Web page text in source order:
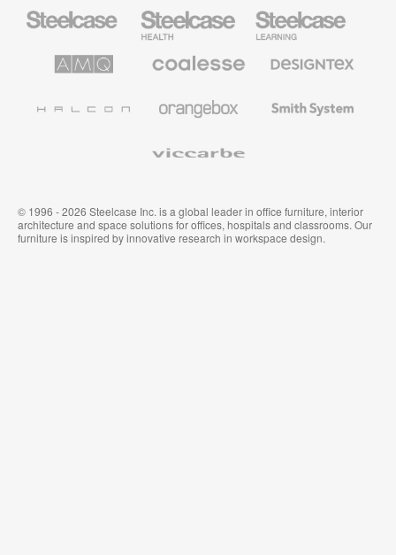
Steelcase
para
sanidad
Steelcase
para
educación
Steelcase
Solutions
premium
System
© 1996 - 2026 Steelcase Inc. is a global leader in office furniture, interior
architecture and space solutions for offices, hospitals and classrooms. Our
furniture is inspired by innovative research in workspace design.